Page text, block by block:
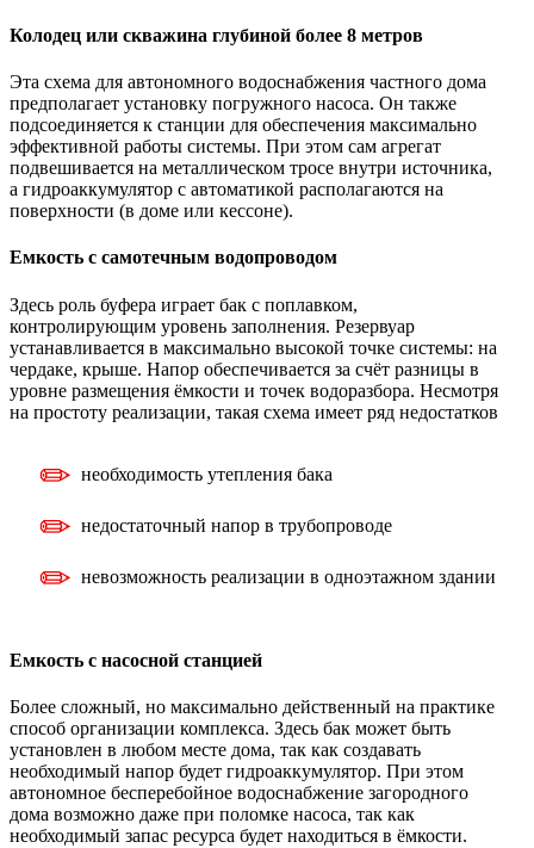
Колодец или скважина глубиной более 8 метров
Эта схема для автономного водоснабжения частного дома
предполагает установку погружного насоса. Он также
подсоединяется к станции для обеспечения максимально
эффективной работы системы. При этом сам агрегат
подвешивается на металлическом тросе внутри источника,
а гидроаккумулятор с автоматикой располагаются на
поверхности (в доме или кессоне).
Емкость с самотечным водопроводом
Здесь роль буфера играет бак с поплавком,
контролирующим уровень заполнения. Резервуар
устанавливается в максимально высокой точке системы: на
чердаке, крыше. Напор обеспечивается за счёт разницы в
уровне размещения ёмкости и точек водоразбора. Несмотря
на простоту реализации, такая схема имеет ряд недостатков
необходимость утепления бака
недостаточный напор в трубопроводе
невозможность реализации в одноэтажном здании
Емкость с насосной станцией
Более сложный, но максимально действенный на практике
способ организации комплекса. Здесь бак может быть
установлен в любом месте дома, так как создавать
необходимый напор будет гидроаккумулятор. При этом
автономное бесперебойное водоснабжение загородного
дома возможно даже при поломке насоса, так как
необходимый запас ресурса будет находиться в ёмкости.